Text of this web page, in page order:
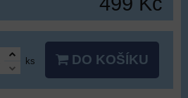
ks DO KOŠÍKU